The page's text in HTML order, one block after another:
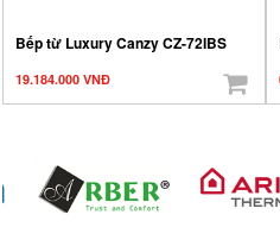
Bếp từ Luxury Canzy CZ-72IBS
19.184.000 VNĐ